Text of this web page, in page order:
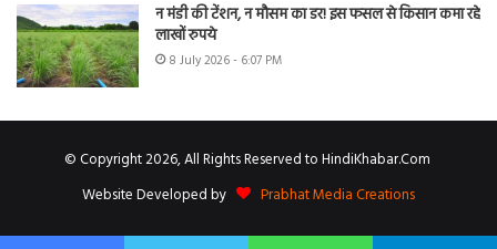
न मंडी की टेंशन, न मौसम का डर! इस फसल से किसान कमा रहे
लाखों रुपये
8 July 2026 - 6:07 PM
© Copyright 2026, All Rights Reserved to HindiKhabar.Com
Website Developed by
Prabhat Media Creations